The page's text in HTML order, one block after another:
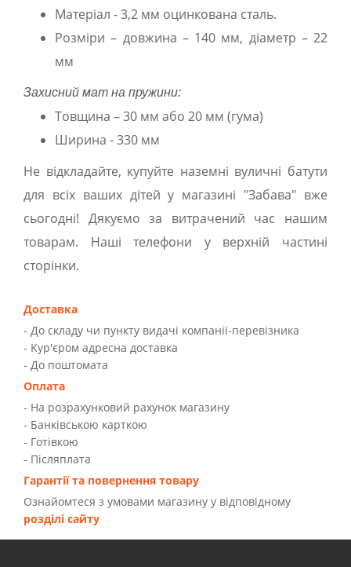
Матеріал - 3,2 мм оцинкована сталь.
Розміри – довжина – 140 мм, діаметр – 22
мм
Захисний мат на пружини:
Товщина – 30 мм або 20 мм (гума)
Ширина - 330 мм
Не відкладайте, купуйте наземні вуличні батути
для всіх ваших дітей у магазині "Забава" вже
сьогодні! Дякуємо за витрачений час нашим
товарам. Наші телефони у верхній частині
сторінки.
Доставка
- До складу чи пункту видачі компанії-перевізника
- Kур'єром адресна доставка
- До поштомата
Оплата
- На розрахунковий рахунок магазину
- Банківською карткою
- Готівкою
- Післяплата
Гарантії та повернення товару
Ознайомтеся з умовами магазину у відповідному
розділі сайту